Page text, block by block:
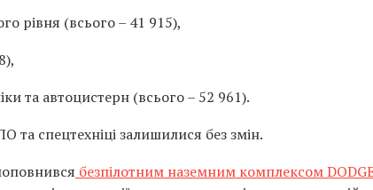
рівня (всього – 41 915),
та автоцистерн (всього – 52 961).
та спецтехніці залишилися без змін.
безпілотним наземним комплексом